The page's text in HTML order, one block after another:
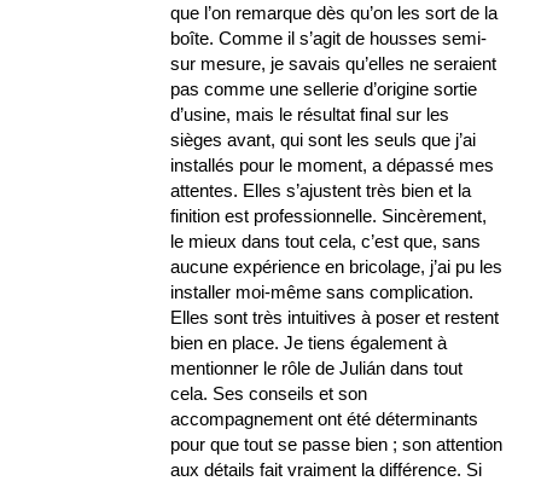
que l’on remarque dès qu’on les sort de la
boîte. Comme il s’agit de housses semi-
sur mesure, je savais qu’elles ne seraient
pas comme une sellerie d’origine sortie
d’usine, mais le résultat final sur les
sièges avant, qui sont les seuls que j’ai
installés pour le moment, a dépassé mes
attentes. Elles s’ajustent très bien et la
finition est professionnelle. Sincèrement,
le mieux dans tout cela, c’est que, sans
aucune expérience en bricolage, j’ai pu les
installer moi-même sans complication.
Elles sont très intuitives à poser et restent
bien en place. Je tiens également à
mentionner le rôle de Julián dans tout
cela. Ses conseils et son
accompagnement ont été déterminants
pour que tout se passe bien ; son attention
aux détails fait vraiment la différence. Si